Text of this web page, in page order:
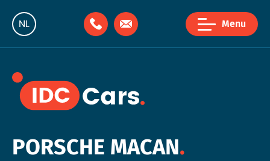
NL
FR
Menu
PORSCHE MACAN